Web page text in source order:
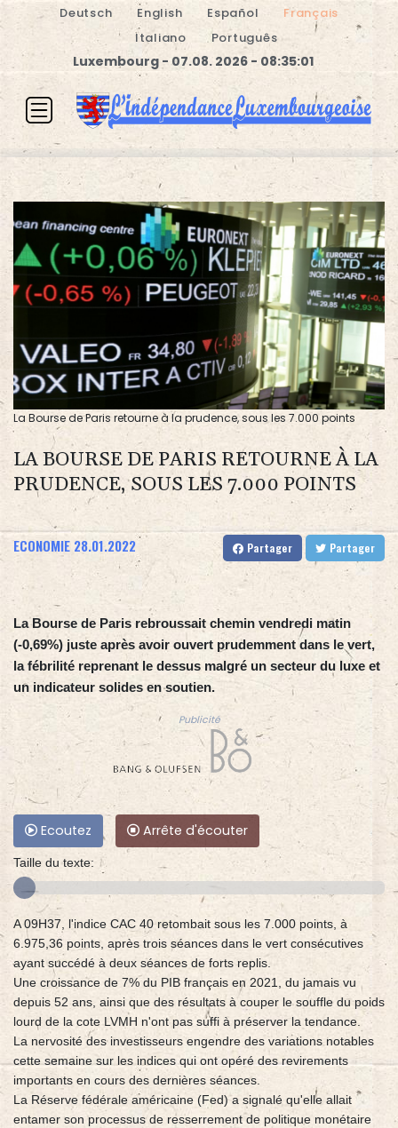
Deutsch English Español
Français
Italiano
Português
Luxembourg - 07.08. 2026 - 08:35:01
La Bourse de Paris retourne à la prudence, sous les 7.000 points
LA BOURSE DE PARIS RETOURNE À LA
PRUDENCE, SOUS LES 7.000 POINTS
ECONOMIE 28.01.2022 Partager Partager
La Bourse de Paris rebroussait chemin vendredi matin
(-0,69%) juste après avoir ouvert prudemment dans le vert,
la fébrilité reprenant le dessus malgré un secteur du luxe et
un indicateur solides en soutien.
Publicité
Ecoutez Arrête d'écouter
Taille du texte:
A 09H37, l'indice CAC 40 retombait sous les 7.000 points, à
6.975,36 points, après trois séances dans le vert consécutives
ayant succédé à deux séances de forts replis.
Une croissance de 7% du PIB français en 2021, du jamais vu
depuis 52 ans, ainsi que des résultats à couper le souffle du poids
lourd de la cote LVMH n'ont pas suffi à préserver la tendance.
La nervosité des investisseurs engendre des variations notables
cette semaine sur les indices qui ont opéré des revirements
importants en cours des dernières séances.
La Réserve fédérale américaine (Fed) a signalé qu'elle allait
entamer son processus de resserrement de politique monétaire